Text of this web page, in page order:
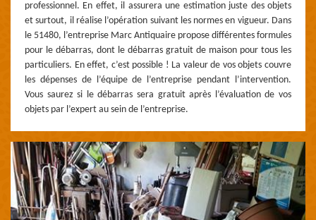
professionnel. En effet, il assurera une estimation juste des objets
et surtout, il réalise l’opération suivant les normes en vigueur. Dans
le 51480, l’entreprise Marc Antiquaire propose différentes formules
pour le débarras, dont le débarras gratuit de maison pour tous les
particuliers. En effet, c’est possible ! La valeur de vos objets couvre
les dépenses de l’équipe de l’entreprise pendant l’intervention.
Vous saurez si le débarras sera gratuit après l’évaluation de vos
objets par l’expert au sein de l’entreprise.